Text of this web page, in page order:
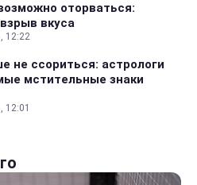
оторваться:
вкуса
12:22
не ссориться: астрологи
мстительные знаки
12:01